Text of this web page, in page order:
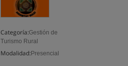
Categoría:Gestión de
Turismo Rural
Modalidad: Presencial